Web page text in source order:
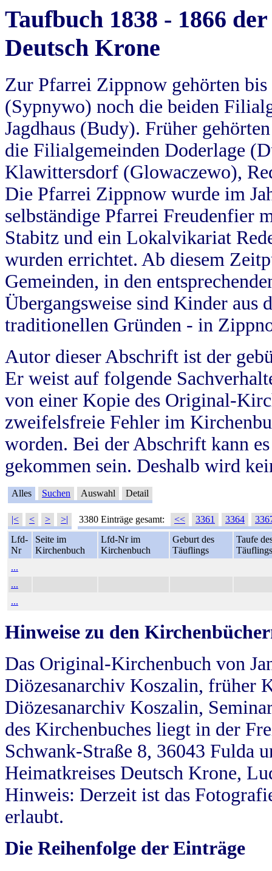
Taufbuch 1838 - 1866
Deutsch Krone
Zur Pfarrei Zippnow gehörten
(Sypnywo) noch die beiden
Jagdhaus (Budy). Früher
die Filialgemeinden Doderlage
Klawittersdorf (Glowaczewo),
Die Pfarrei Zippnow wurde im
selbständige Pfarrei Freudenfier
Stabitz und ein Lokalvikariat
wurden errichtet. Ab diesem
Gemeinden, in den
Übergangsweise sind Kinder aus
traditionellen Gründen - in
Autor dieser Abschrift ist der
Er weist auf folgende
von einer Kopie des Original-
zweifelsfreie Fehler im
worden. Bei der Abschrift kann
gekommen sein. Deshalb wird
Alles Suchen Auswahl Detail
|< < > >| 3380 Einträge gesamt: << 3361 3364
Lfd-
Nr
Seite im
Kirchenbuch
Lfd-Nr im
Kirchenbuch
Geburt des
Täuflings
Taufe
Täuflings
...
...
...
Hinweise zu den
Das Original-Kirchenbuch von
Diözesanarchiv Koszalin, früher
Diözesanarchiv Koszalin,
des Kirchenbuches liegt in der
Schwank-Straße 8, 36043 Fulda
Heimatkreises Deutsch Krone,
Hinweis: Derzeit ist das
erlaubt.
Die Reihenfolge der Einträge